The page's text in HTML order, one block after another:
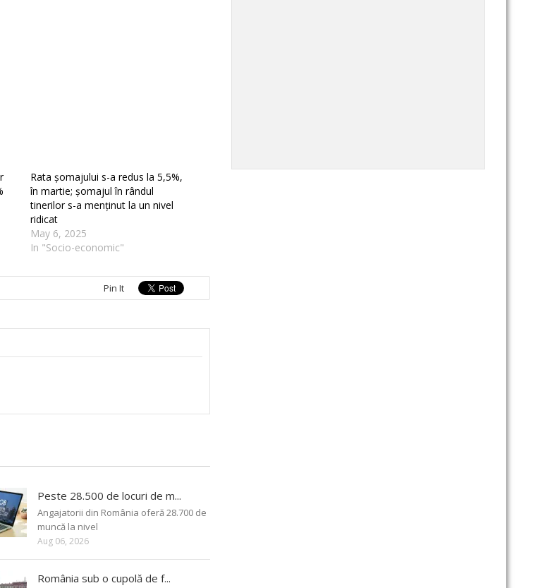
Rata șomajului s-a redus la 5,5%,
în martie; șomajul în rândul
tinerilor s-a menținut la un nivel
ridicat
May 6, 2025
In "Socio-economic"
Pin It
Peste 28.500 de locuri de m...
Angajatorii din România oferă 28.700 de
muncă la nivel
Aug 06, 2026
România sub o cupolă de f...